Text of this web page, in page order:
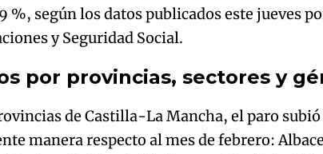
%, según los datos publicados este jueves
y Seguridad Social.
por provincias, sectores y
de Castilla-La Mancha, el paro
manera respecto al mes de febrero: